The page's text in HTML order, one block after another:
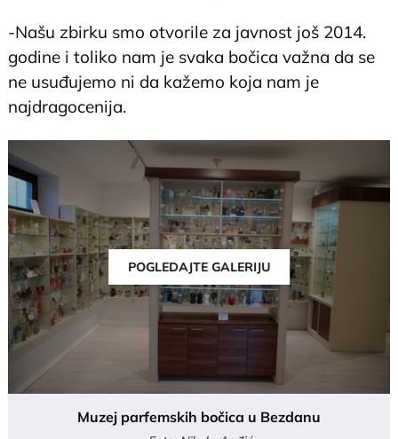
-Našu zbirku smo otvorile za javnost još 2014.
godine i toliko nam je svaka bočica važna da se
ne usuđujemo ni da kažemo koja nam je
najdragocenija.
POGLEDAJTE GALERIJU
Muzej parfemskih bočica u Bezdanu